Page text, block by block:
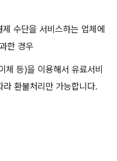
수단을 서비스하는 업체에
한 경우
등)을 이용해서 유료서비
환불처리만 가능합니다.